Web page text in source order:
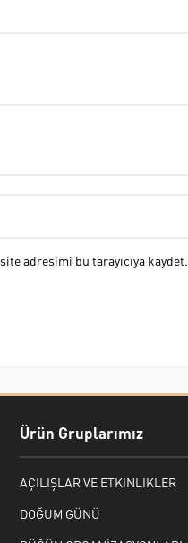
adresimi bu tarayıcıya kaydet.
Ürün Gruplarımız
AÇILIŞLAR VE ETKİNLİKLER
DOĞUM GÜNÜ